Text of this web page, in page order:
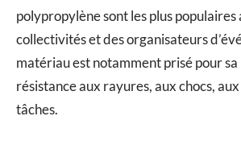
polypropylène sont les plus populaires
collectivités et des organisateurs
matériau est notamment prisé pour
résistance aux rayures, aux chocs,
tâches.